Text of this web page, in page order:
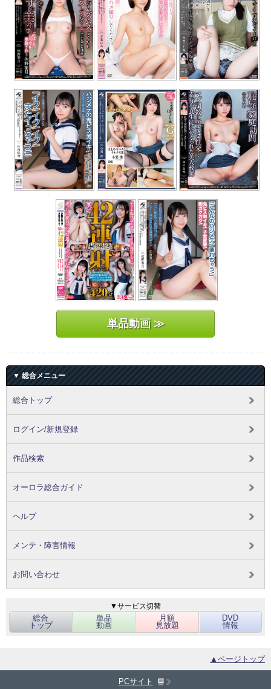
単品動画 ≫
▼ 総合メニュー
総合トップ
ログイン/新規登録
作品検索
オーロラ総合ガイド
ヘルプ
メンテ・障害情報
お問い合わせ
▼サービス切替
総合
トップ
単品
動画
月額
見放題
DVD
情報
▲ページトップ
PCサイト